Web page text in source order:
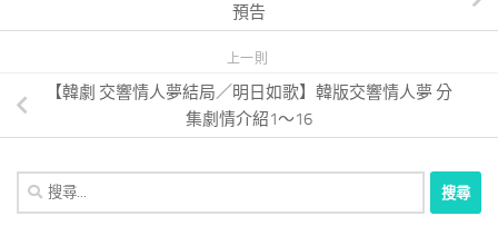
預告
上一則
【韓劇 交響情人夢結局／明日如歌】韓版交響情人夢 分
集劇情介紹1～16
搜
尋